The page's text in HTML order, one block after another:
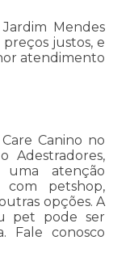
Mendes
justos, e
atendimento
Canino no
Adestradores,
atenção
com petshop,
opções. A
pet pode ser
Fale conosco